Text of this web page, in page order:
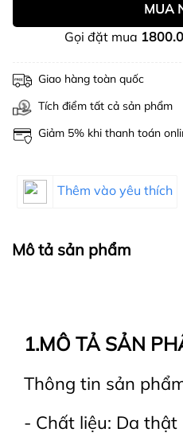
MUA
Gọi đặt mua
Giao hàng toàn quốc
Tích điểm tất cả sản phẩm
Giảm 5% khi thanh toán
Thêm vào yêu thích
Mô tả sản phẩm
1.MÔ TẢ SẢN
Thông tin sản
- Chất liệu: Da thật